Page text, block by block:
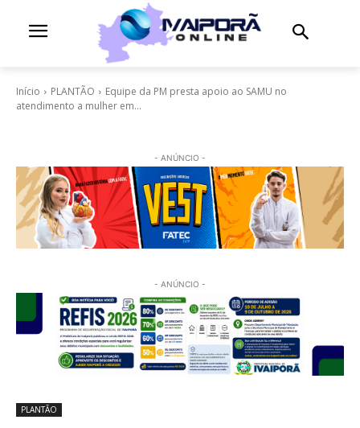
Início PLANTÃO
Equipe da PM presta apoio ao SAMU no
atendimento a mulher em...
- ANÚNCIO -
- ANÚNCIO -
PLANTÃO